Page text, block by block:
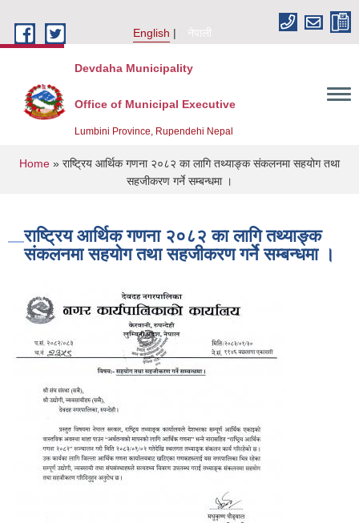
English
नेपाली
Devdaha Municipality
Office of Municipal Executive
Lumbini Province, Rupendehi Nepal
You are here
Home » राष्ट्रिय आर्थिक गणना २०८२ का लागि तथ्याङ्क संकलनमा सहयोग तथा
सहजीकरण गर्ने सम्बन्धमा ।
राष्ट्रिय आर्थिक गणना २०८२ का लागि तथ्याङ्क
संकलनमा सहयोग तथा सहजीकरण गर्ने सम्बन्धमा ।